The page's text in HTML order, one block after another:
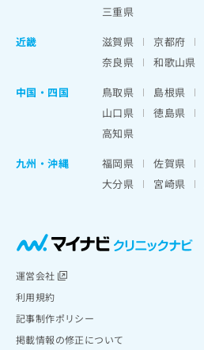
三重県
近畿
滋賀県 京都府
奈良県
和歌山県
中国・四国
鳥取県 島根県
山口県
徳島県
高知県
九州・沖縄
福岡県 佐賀県
大分県
宮崎県
運営会社
利用規約
記事制作ポリシー
掲載情報の修正について